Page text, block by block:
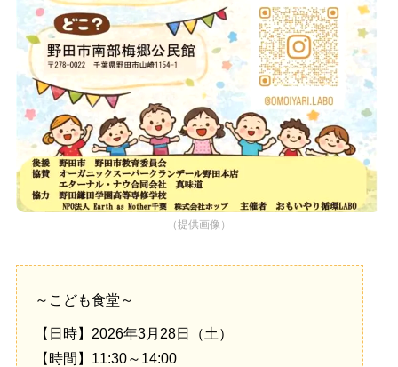
（提供画像）
～こども食堂～
【日時】2026年3月28日（土）
【時間】11:30～14:00